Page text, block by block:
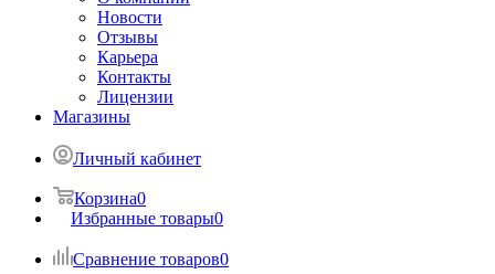
Новости
Отзывы
Карьера
Контакты
Лицензии
Магазины
Личный кабинет
Корзина0
Избранные товары0
Сравнение товаров0